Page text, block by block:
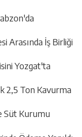
Arasında İş Birliği
Yozgat'ta
2,5 Ton Kavurma
Süt Kurumu